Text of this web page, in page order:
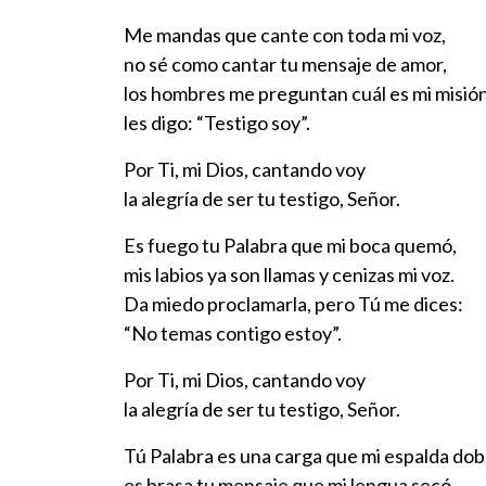
Me mandas que cante con toda mi voz,
no sé como cantar tu mensaje de amor,
los hombres me preguntan cuál es mi
les digo: “Testigo soy”.
Por Ti, mi Dios, cantando voy
la alegría de ser tu testigo, Señor.
Es fuego tu Palabra que mi boca quemó,
mis labios ya son llamas y cenizas mi voz.
Da miedo proclamarla, pero Tú me dices:
“No temas contigo estoy”.
Por Ti, mi Dios, cantando voy
la alegría de ser tu testigo, Señor.
Tú Palabra es una carga que mi espalda